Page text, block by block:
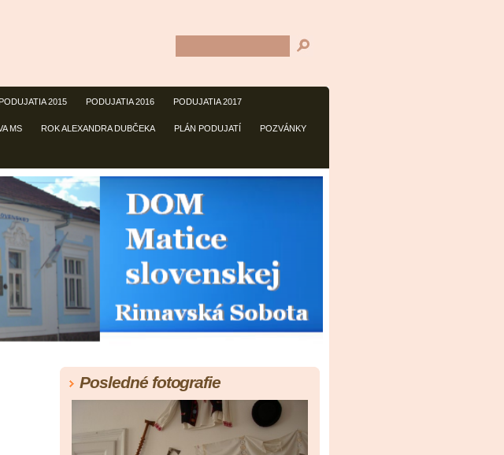
PODUJATIA 2015 PODUJATIA 2016 PODUJATIA 2017
MS ROK ALEXANDRA DUBČEKA PLÁN PODUJATÍ POZVÁNKY
Posledné fotografie